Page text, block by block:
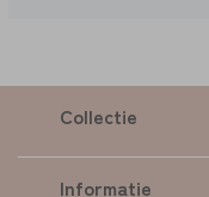
Collectie
Informatie